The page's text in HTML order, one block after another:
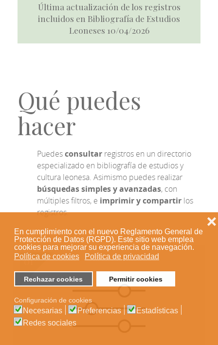
En cumplimiento con el nuevo Reglamento General de
Protección de Datos (RGPD). Este sitio web emplea
cookies para mejorar su experiencia de navegación.
Política de cookies
Política de privacidad
Rechazar cookies Permitir cookies
❌
Configuración de cookies
Necesarias Preferencias
Estadísticas
Redes sociales
Última actualización de los registros
incluidos en Bibliografía de Estudios
Leoneses 10/04/2026
Qué puedes
hacer
Puedesconsultar registros en un directorio
especializado en bibliografía de estudios y
cultura leonesa. Asimismo puedes realizar
búsquedas simples y avanzadas, con
múltiples filtros, e imprimir y compartir los
registros.